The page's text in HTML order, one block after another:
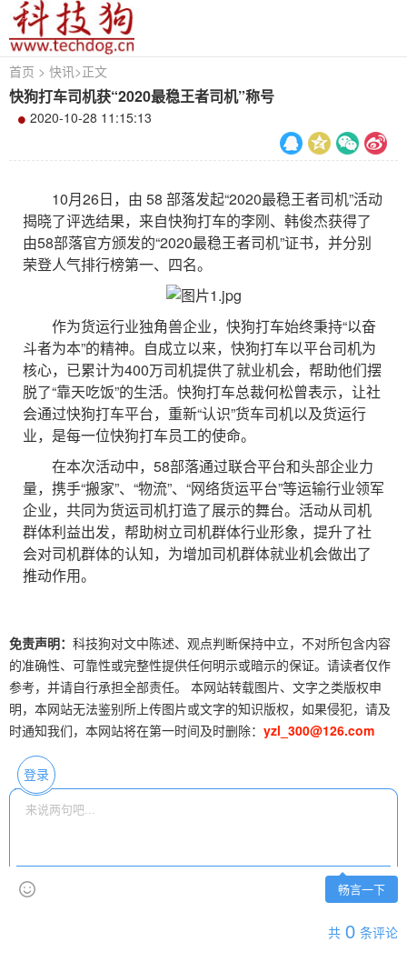
首页 > 快讯>正文
快狗打车司机获“2020最稳王者司机”称号
2020-10-28 11:15:13
10月26日，由 58 部落发起“2020最稳王者司机”活动
揭晓了评选结果，来自快狗打车的李刚、韩俊杰获得了
由58部落官方颁发的“2020最稳王者司机”证书，并分别
荣登人气排行榜第一、四名。
作为货运行业独角兽企业，快狗打车始终秉持“以奋
斗者为本”的精神。自成立以来，快狗打车以平台司机为
核心，已累计为400万司机提供了就业机会，帮助他们摆
脱了“靠天吃饭”的生活。快狗打车总裁何松曾表示，让社
会通过快狗打车平台，重新“认识”货车司机以及货运行
业，是每一位快狗打车员工的使命。
在本次活动中，58部落通过联合平台和头部企业力
量，携手“搬家”、“物流”、“网络货运平台”等运输行业领军
企业，共同为货运司机打造了展示的舞台。活动从司机
群体利益出发，帮助树立司机群体行业形象，提升了社
会对司机群体的认知，为增加司机群体就业机会做出了
推动作用。
免责声明： 科技狗对文中陈述、观点判断保持中立，不对所包含内容
的准确性、可靠性或完整性提供任何明示或暗示的保证。请读者仅作
参考，并请自行承担全部责任。 本网站转载图片、文字之类版权申
明，本网站无法鉴别所上传图片或文字的知识版权，如果侵犯，请及
时通知我们，本网站将在第一时间及时删除： yzl_300@126.com
登录
畅言一下
共 0 条评论